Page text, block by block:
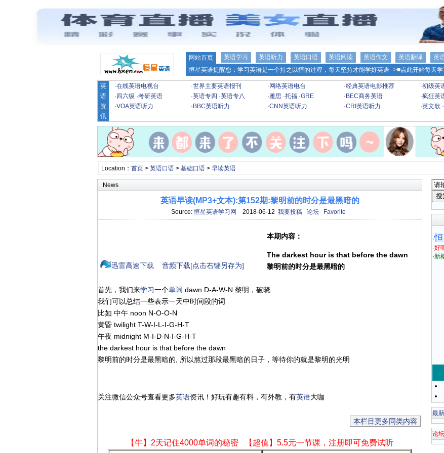
网站首页 英语学习 英语听力 英语口语 英语阅读 英语作文 英语翻译 英
恒星英语提醒您：学习英语是一个持之以恒的过程，每天坚持才能学好英语-->■点此开始每天
英
语
资
讯
·在线英语电视台 ·世界主要英语报刊 · 网络英语电台 ·经典英语电影推荐 ·初级英
· 四六级 ·考研英语 ·英语专四 ·英语专八 ·雅思 ·托福 ·GRE · BEC商务英语 ·疯狂英
·VOA英语听力 · BBC英语听力 ·CNN英语听力 ·CRI英语听力 ·英文歌 ·
Location： 首页> 英语口语> 基础口语> 早读英语
News
英语早读(MP3+文本):第152期:黎明前的时分是最黑暗的
Source:恒星英语学习网 2018-06-12 我要投稿 论坛 Favorite
迅雷高速下载 音频下载[点击右键另存为]
本期内容：
The darkest hour is that before the dawn
黎明前的时分是最黑暗的
首先，我们来学习一个单词 dawn D-A-W-N 黎明，破晓
我们可以总结一些表示一天中时间段的词
比如 中午 noon N-O-O-N
黄昏 twilight T-W-I-L-I-G-H-T
午夜 midnight M-I-D-N-I-G-H-T
the darkest hour is that before the dawn
黎明前的时分是最黑暗的, 所以熬过那段最黑暗的日子，等待你的就是黎明的光明
关注微信公众号查看更多英语资讯！好玩有趣有料，有外教，有英语大咖
本栏目更多同类内容
【牛】2天记住4000单词的秘密 【超值】5.5元一节课，注册即可免费试听
·
·好
·新
最
论